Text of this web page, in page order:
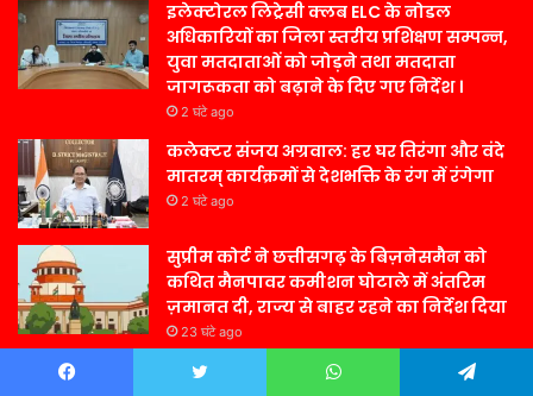
इलेक्टोरल लिट्रेसी क्लब ELC के नोडल
अधिकारियों का जिला स्तरीय प्रशिक्षण सम्पन्न,
युवा मतदाताओं को जोड़ने तथा मतदाता
जागरूकता को बढ़ाने के दिए गए निर्देश ।
2 घंटे ago
कलेक्टर संजय अग्रवाल: हर घर तिरंगा और वंदे
मातरम् कार्यक्रमों से देशभक्ति के रंग में रंगेगा
2 घंटे ago
सुप्रीम कोर्ट ने छत्तीसगढ़ के बिज़नेसमैन को
कथित मैनपावर कमीशन घोटाले में अंतरिम
ज़मानत दी, राज्य से बाहर रहने का निर्देश दिया
23 घंटे ago